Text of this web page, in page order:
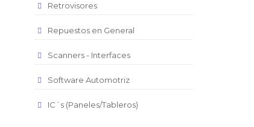
Retrovisores
Repuestos en General
Scanners - Interfaces
Software Automotriz
IC´s (Paneles/Tableros)